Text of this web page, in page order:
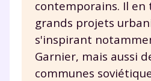
contemporains. Il en
grands projets
s'inspirant
Garnier, mais aussi
communes